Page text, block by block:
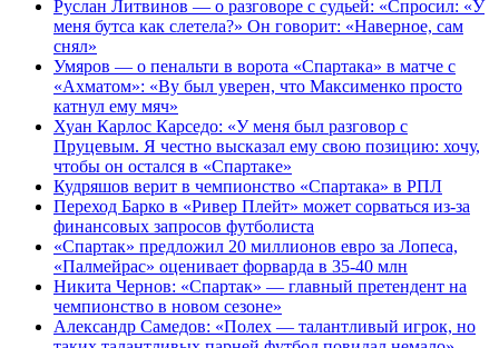
Руслан Литвинов — о разговоре с судьей: «Спросил: «У
меня бутса как слетела?» Он говорит: «Наверное, сам
снял»
Умяров — о пенальти в ворота «Спартака» в матче с
«Ахматом»: «Ву был уверен, что Максименко просто
катнул ему мяч»
Хуан Карлос Карседо: «У меня был разговор с
Пруцевым. Я честно высказал ему свою позицию: хочу,
чтобы он остался в «Спартаке»
Кудряшов верит в чемпионство «Спартака» в РПЛ
Переход Барко в «Ривер Плейт» может сорваться из‑за
финансовых запросов футболиста
«Спартак» предложил 20 миллионов евро за Лопеса,
«Палмейрас» оценивает форварда в 35-40 млн
Никита Чернов: «Спартак» — главный претендент на
чемпионство в новом сезоне»
Александр Самедов: «Полех — талантливый игрок, но